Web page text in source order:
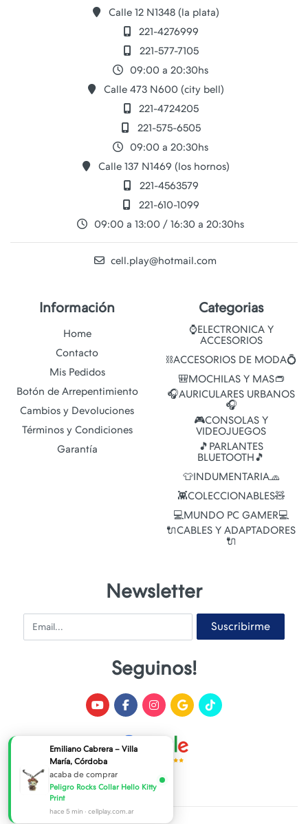
Calle 12 N1348 (la plata)
221-4276999
221-577-7105
09:00 a 20:30hs
Calle 473 N600 (city bell)
221-4724205
221-575-6505
09:00 a 20:30hs
Calle 137 N1469 (los hornos)
221-4563579
221-610-1099
09:00 a 13:00 / 16:30 a 20:30hs
cell.play@hotmail.com
Información
Home
Contacto
Mis Pedidos
Botón de Arrepentimiento
Cambios y Devoluciones
Términos y Condiciones
Garantía
Categorias
⌚ELECTRONICA Y
ACCESORIOS
⛓️ACCESORIOS DE MODA💍
🎒MOCHILAS Y MAS👝
🎧AURICULARES URBANOS
🎧
🎮CONSOLAS Y
VIDEOJUEGOS
🎵PARLANTES
BLUETOOTH🎵
👕INDUMENTARIA🧢
👾COLECCIONABLES🧸
💻MUNDO PC GAMER💻
🔌CABLES Y ADAPTADORES
🔌
Newsletter
Email Suscribirme
Seguinos!
Emiliano Cabrera – Villa
María, Córdoba
acaba de comprar
Peligro Rocks Collar Hello Kitty
Print
hace 5 min · cellplay.com.ar